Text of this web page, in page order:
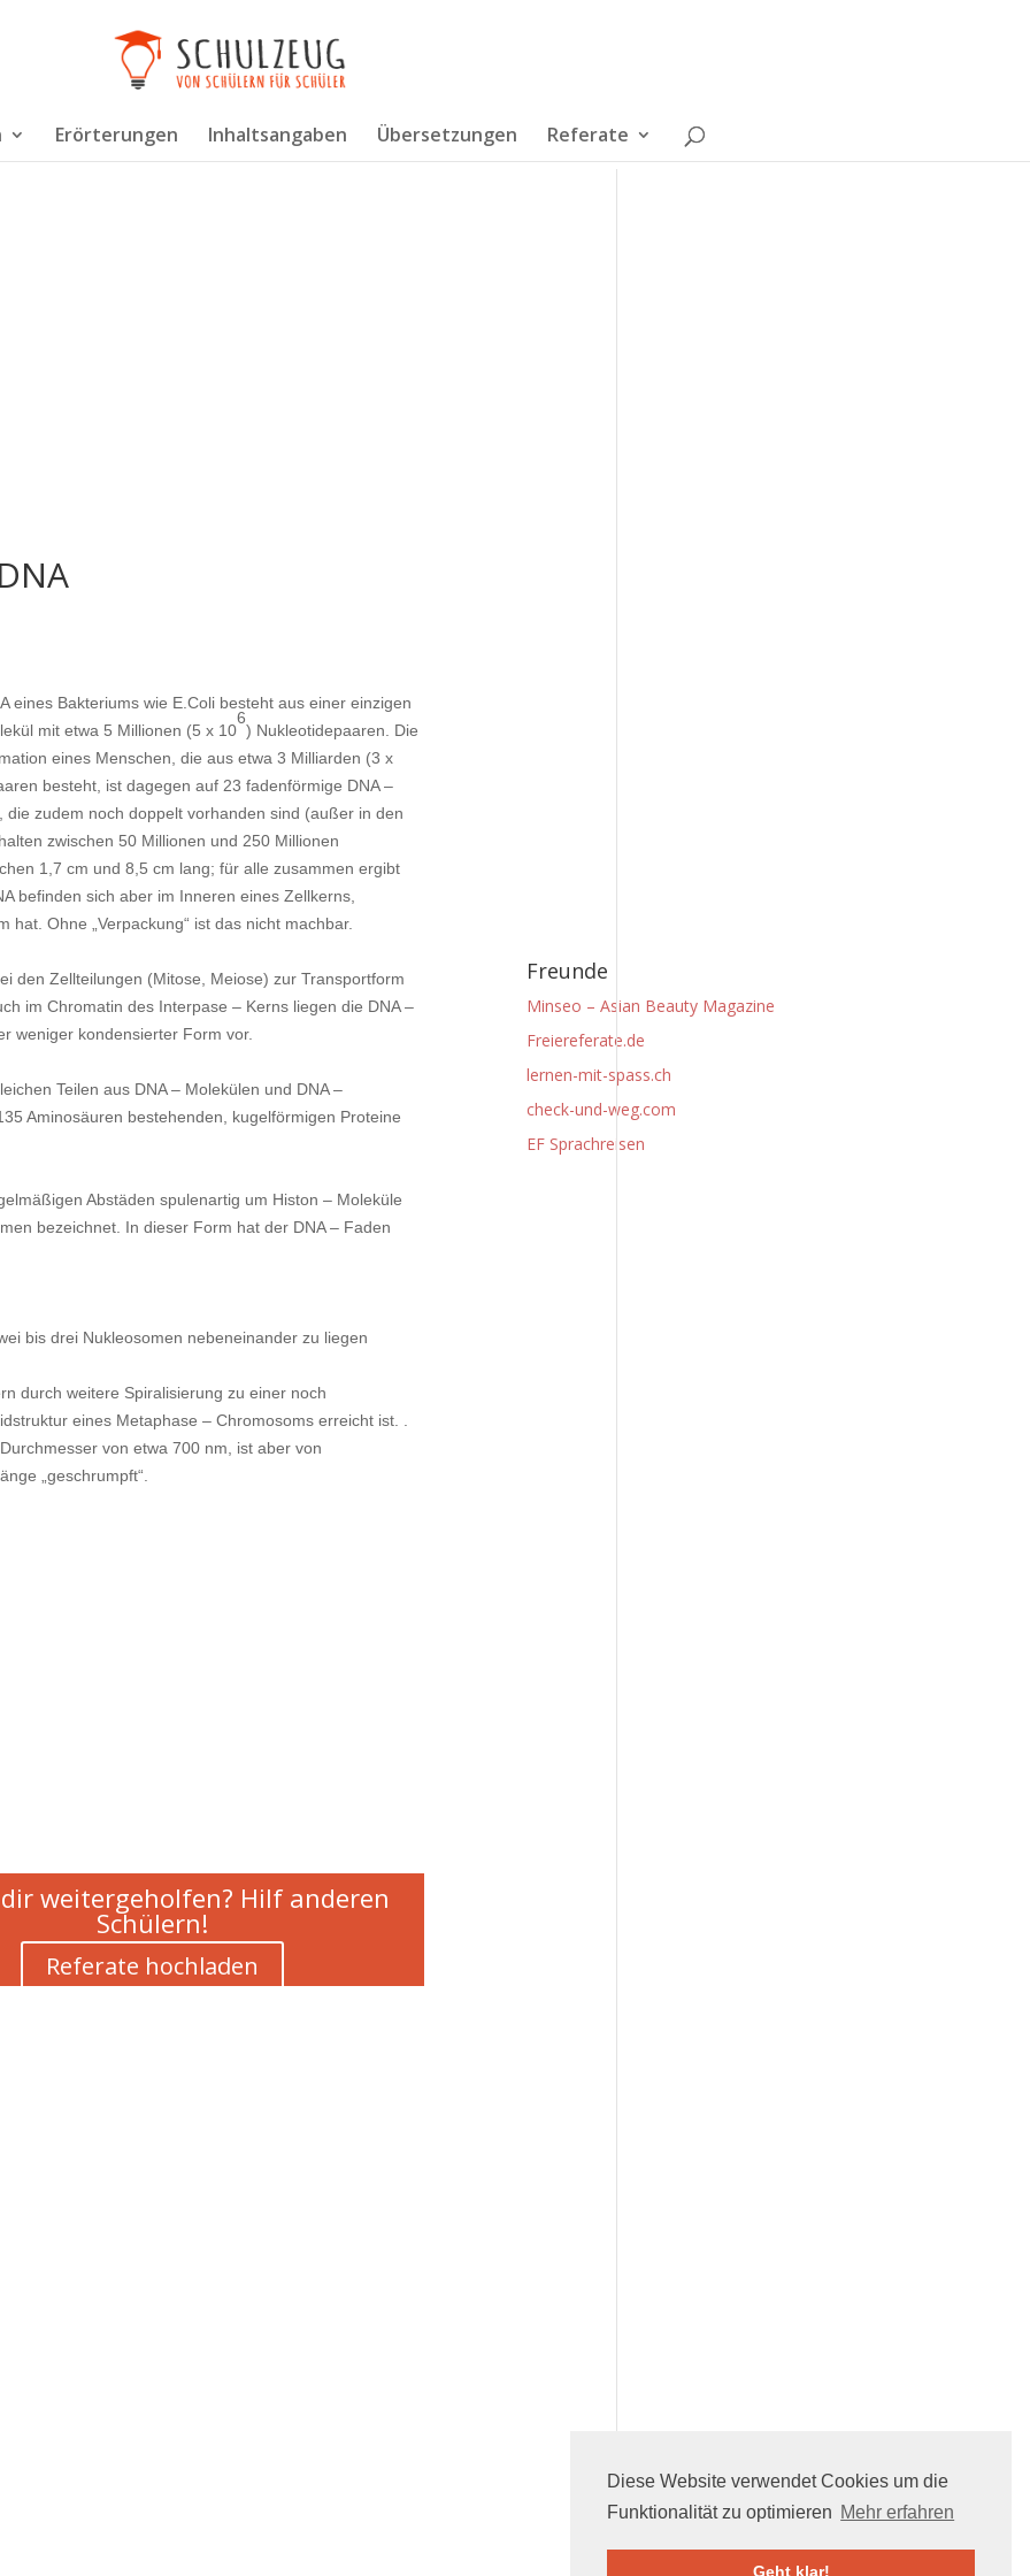
Diese Website verwendet Cookies um die
Funktionalität zu optimieren Mehr erfahren
Geht klar!
Erörterungen Inhaltsangaben Übersetzungen Referate
eines Bakteriums wie E.Coli besteht aus einer einzigen
mit etwa 5 Millionen (5 x 10
6
) Nukleotidepaaren. Die
eines Menschen, die aus etwa 3 Milliarden (3 x
besteht, ist dagegen auf 23 fadenförmige DNA –
die zudem noch doppelt vorhanden sind (außer in den
zwischen 50 Millionen und 250 Millionen
1,7 cm und 8,5 cm lang; für alle zusammen ergibt
befinden sich aber im Inneren eines Zellkerns,
hat. Ohne „Verpackung“ ist das nicht machbar.
den Zellteilungen (Mitose, Meiose) zur Transportform
im Chromatin des Interpase – Kerns liegen die DNA –
weniger kondensierter Form vor.
Teilen aus DNA – Molekülen und DNA –
Aminosäuren bestehenden, kugelförmigen Proteine
Abstäden spulenartig um Histon – Moleküle
bezeichnet. In dieser Form hat der DNA – Faden
bis drei Nukleosomen nebeneinander zu liegen
durch weitere Spiralisierung zu einer noch
eines Metaphase – Chromosoms erreicht ist. .
von etwa 700 nm, ist aber von
„geschrumpft“.
weitergeholfen? Hilf anderen
Schülern!
Referate hochladen
Freunde
Minseo – Asian Beauty Magazine
Freiereferate.de
lernen-mit-spass.ch
check-und-weg.com
EF Sprachreisen